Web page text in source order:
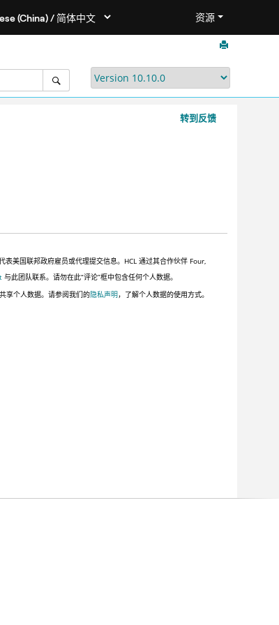
资源
转到反馈
美国联邦政府雇员或代理提交信息。HCL 通过其合作伙伴 Four,
与此团队联系。请勿在此“评论”框中包含任何个人数据。
享个人数据。请参阅我们的隐私声明，了解个人数据的使用方式。